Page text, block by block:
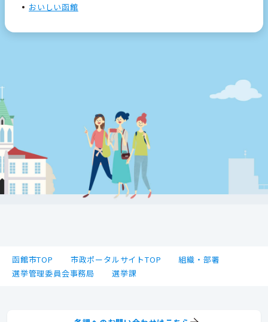
おいしい函館
函館市TOP 市政ポータルサイトTOP
組織・部署
選挙管理委員会事務局
選挙課